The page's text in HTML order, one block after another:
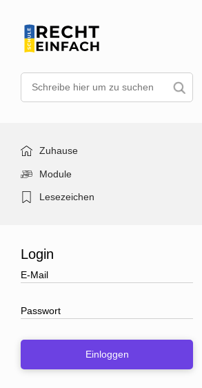
Zuhause
Module
Lesezeichen
Login
Einloggen